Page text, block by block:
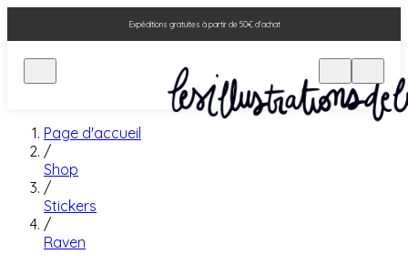
Expéditions gratuites à partir de 50€ d'achat
Page d'accueil
/
Shop
/
Stickers
/
Raven